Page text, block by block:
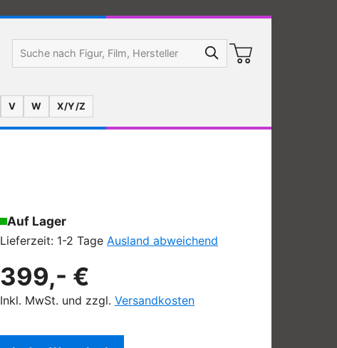
V W X/Y/Z
Auf Lager
Lieferzeit: 1-2 Tage Ausland abweichend
399,- €
Inkl. MwSt. und zzgl. Versandkosten